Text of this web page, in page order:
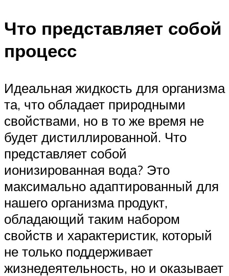
Что представляет собой
процесс
Идеальная жидкость для организма
та, что обладает природными
свойствами, но в то же время не
будет дистиллированной. Что
представляет собой
ионизированная вода? Это
максимально адаптированный для
нашего организма продукт,
обладающий таким набором
свойств и характеристик, который
не только поддерживает
жизнедеятельность, но и оказывает